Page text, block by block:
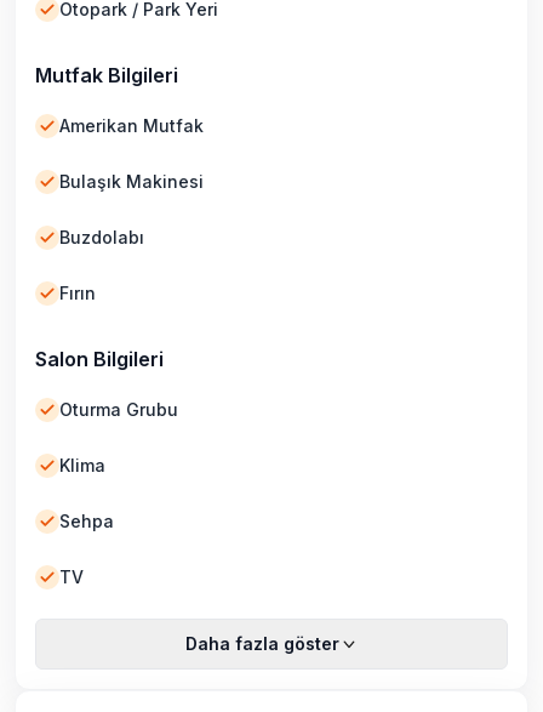
Otopark / Park Yeri
Mutfak Bilgileri
Amerikan Mutfak
Bulaşık Makinesi
Buzdolabı
Fırın
Salon Bilgileri
Oturma Grubu
Klima
Sehpa
TV
Daha fazla göster